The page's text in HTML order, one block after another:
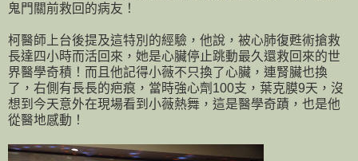
鬼門關前救回的病友！
柯醫師上台後提及這特別的經驗，他說，被心肺復甦術搶救
長達四小時而活回來，她是心臟停止跳動最久還救回來的世
界醫學奇積！而且他記得小薇不只換了心臟，連腎臟也換
了，右側有長長的疤痕，當時強心劑100支，葉克膜9天，沒
想到今天意外在現場看到小薇熱舞，這是醫學奇蹟，也是他
從醫地感動！